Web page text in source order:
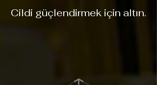
Cildi güçlendirmek için altın.